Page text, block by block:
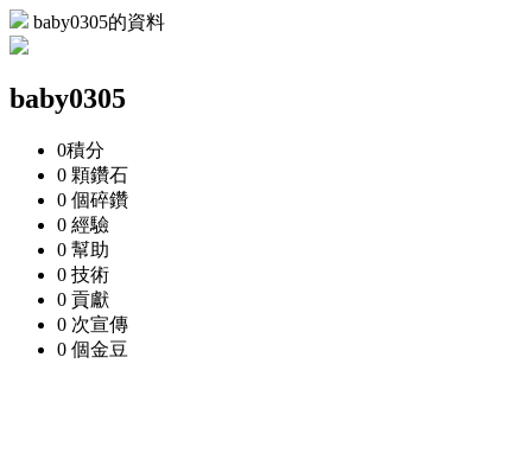
baby0305的資料
baby0305
0積分
0 顆鑽石
0 個碎鑽
0 經驗
0 幫助
0 技術
0 貢獻
0 次宣傳
0 個金豆